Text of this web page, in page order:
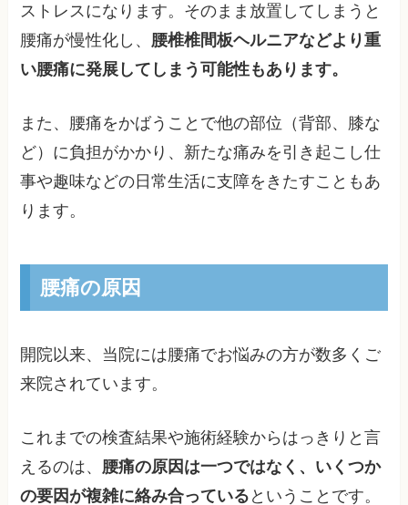
ストレスになります。そのまま放置してしまうと
腰痛が慢性化し、 腰椎椎間板ヘルニアなどより重
い腰痛に発展してしまう可能性もあります。
また、腰痛をかばうことで他の部位（背部、膝な
ど）に負担がかかり、新たな痛みを引き起こし仕
事や趣味などの日常生活に支障をきたすこともあ
ります。
腰痛の原因
開院以来、当院には腰痛でお悩みの方が数多くご
来院されています。
これまでの検査結果や施術経験からはっきりと言
えるのは、 腰痛の原因は一つではなく、いくつか
の要因が複雑に絡み合っている ということです。